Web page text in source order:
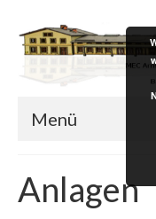
Menü
Vereinsleben
Anlagen